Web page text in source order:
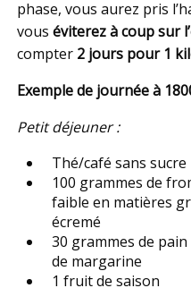
phase, vous aurez pris
vous éviterez à coup sur
compter 2 jours pour 1
Exemple de journée à
Petit déjeuner :
Thé/café sans sucre
100 grammes de
faible en matières
écremé
30 grammes de
de margarine
1 fruit de saison